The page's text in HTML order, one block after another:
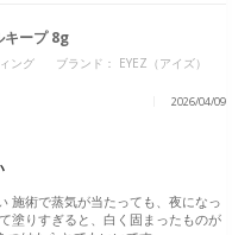
キープ 8g
ング ブランド： EYEZ（アイズ）
2026/04/09
施術で蒸気が当たっても、夜になっ
塗りすぎると、白く固まったものが